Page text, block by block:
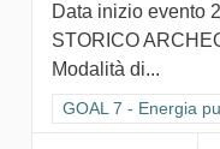
Data inizio evento
STORICO
Modalità di...
Filtra i risultati per
GOAL 7 - Energia